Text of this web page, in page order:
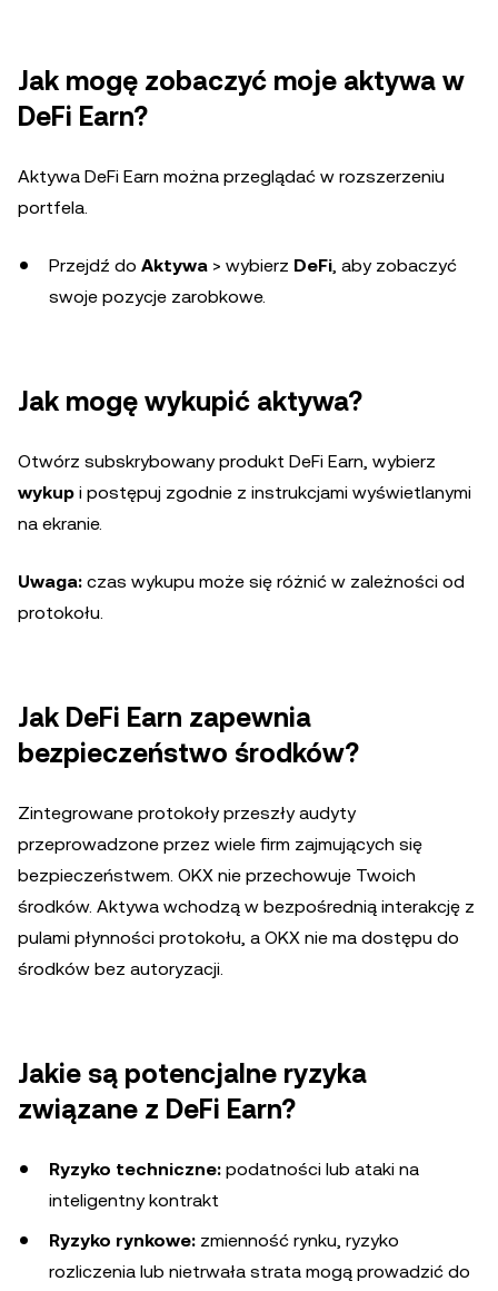
Jak mogę zobaczyć moje aktywa w
DeFi Earn?
Aktywa DeFi Earn można przeglądać w rozszerzeniu
portfela.
Przejdź do Aktywa > wybierz DeFi, aby zobaczyć
swoje pozycje zarobkowe.
Jak mogę wykupić aktywa?
Otwórz subskrybowany produkt DeFi Earn, wybierz
wykup i postępuj zgodnie z instrukcjami wyświetlanymi
na ekranie.
Uwaga: czas wykupu może się różnić w zależności od
protokołu.
Jak DeFi Earn zapewnia
bezpieczeństwo środków?
Zintegrowane protokoły przeszły audyty
przeprowadzone przez wiele firm zajmujących się
bezpieczeństwem. OKX nie przechowuje Twoich
środków. Aktywa wchodzą w bezpośrednią interakcję z
pulami płynności protokołu, a OKX nie ma dostępu do
środków bez autoryzacji.
Jakie są potencjalne ryzyka
związane z DeFi Earn?
Ryzyko techniczne: podatności lub ataki na
inteligentny kontrakt
Ryzyko rynkowe: zmienność rynku, ryzyko
rozliczenia lub nietrwała strata mogą prowadzić do